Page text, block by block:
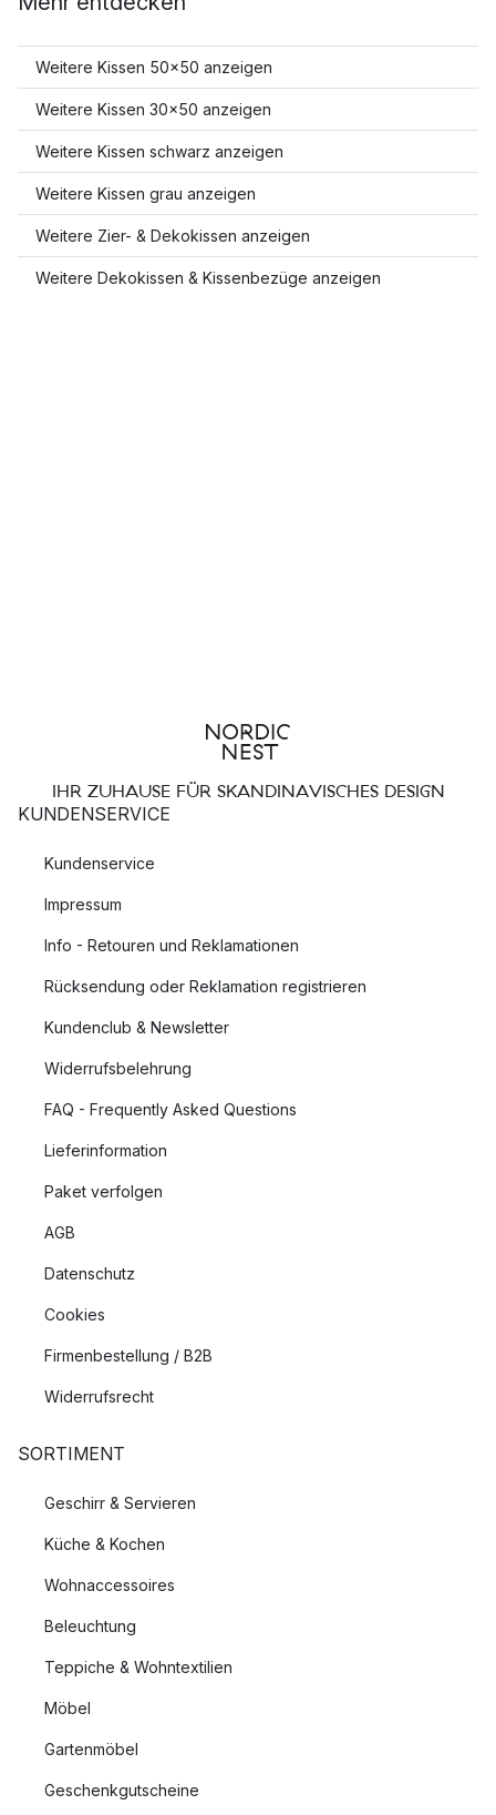
Weitere Kissen 50x50 anzeigen
Weitere Kissen 30x50 anzeigen
Weitere Kissen schwarz anzeigen
Weitere Kissen grau anzeigen
Weitere Zier- & Dekokissen anzeigen
Weitere Dekokissen & Kissenbezüge anzeigen
IHR ZUHAUSE FÜR SKANDINAVISCHES DESIGN
KUNDENSERVICE
Kundenservice
Impressum
Info - Retouren und Reklamationen
Rücksendung oder Reklamation registrieren
Kundenclub & Newsletter
Widerrufsbelehrung
FAQ - Frequently Asked Questions
Lieferinformation
Paket verfolgen
AGB
Datenschutz
Cookies
Firmenbestellung / B2B
Widerrufsrecht
SORTIMENT
Geschirr & Servieren
Küche & Kochen
Wohnaccessoires
Beleuchtung
Teppiche & Wohntextilien
Möbel
Gartenmöbel
Geschenkgutscheine